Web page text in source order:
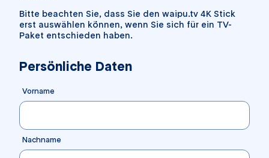
Bitte beachten Sie, dass Sie den waipu.tv 4K Stick
erst auswählen können, wenn Sie sich für ein TV-
Paket entschieden haben.
Persönliche Daten
Vorname
Nachname